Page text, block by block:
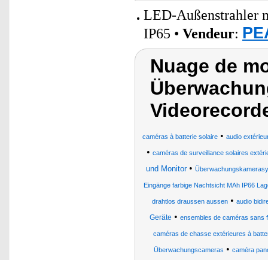
LED-Außenstrahler
IP65 • Vendeur:
Nuage de
caméras à batterie solaire• audio
• caméras de surveillance solaires
und Monitor•
Eingänge farbige Nachtsicht MAh IP66
drahtlos draussen aussen• audio
Geräte • ensembles de caméras sans
caméras de chasse extérieures à
Überwachungscameras • caméra